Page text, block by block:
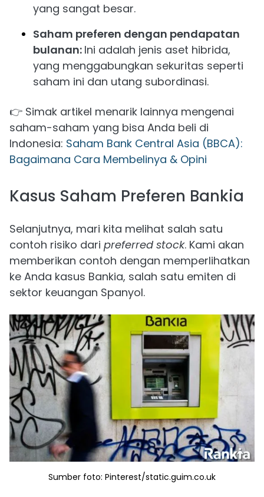
yang sangat besar.
Saham preferen dengan pendapatan
bulanan: Ini adalah jenis aset hibrida,
yang menggabungkan sekuritas seperti
saham ini dan utang subordinasi.
👉 Simak artikel menarik lainnya mengenai
saham-saham yang bisa Anda beli di
Indonesia: Saham Bank Central Asia (BBCA):
Bagaimana Cara Membelinya & Opini
Kasus Saham Preferen Bankia
Selanjutnya, mari kita melihat salah satu
contoh risiko dari preferred stock. Kami akan
memberikan contoh dengan memperlihatkan
ke Anda kasus Bankia, salah satu emiten di
sektor keuangan Spanyol.
Sumber foto: Pinterest/static.guim.co.uk